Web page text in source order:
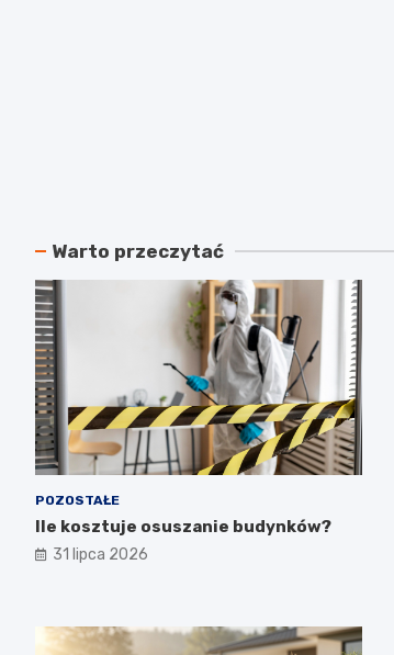
Warto przeczytać
POZOSTAŁE
Ile kosztuje osuszanie budynków?
31 lipca 2026